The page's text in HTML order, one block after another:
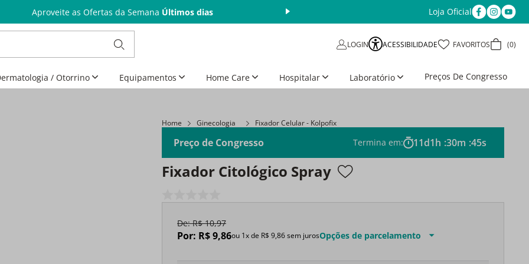
Aproveite as Ofertas da Semana Últimos dias Loja Oficial
LOGIN ACESSIBILIDADE FAVORITOS 0
/ Otorrino Equipamentos Home Care Hospitalar Laboratório Preços De Congresso
Home Ginecologia Fixador Celular - Kolpofix
Preço de Congresso Termina em: 11d1h :30m :44s
Fixador Citológico Spray
De:R$ 10,97
Por: R$9,86ou 1x de R$ 9,86sem jurosOpções de parcelamento